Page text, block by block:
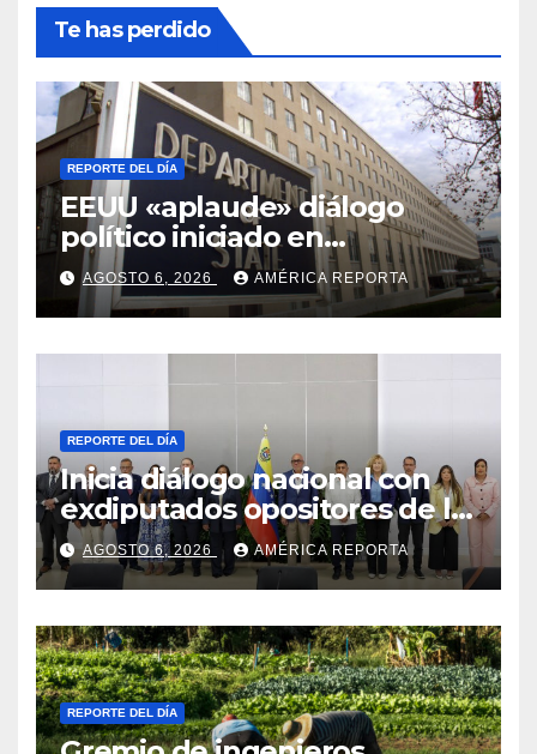
Te has perdido
REPORTE DEL DÍA
EEUU «aplaude» diálogo
político iniciado en
Venezuela
AGOSTO 6, 2026 AMÉRICA REPORTA
REPORTE DEL DÍA
Inicia diálogo nacional con
exdiputados opositores de la
AN de 2015
AGOSTO 6, 2026 AMÉRICA REPORTA
REPORTE DEL DÍA